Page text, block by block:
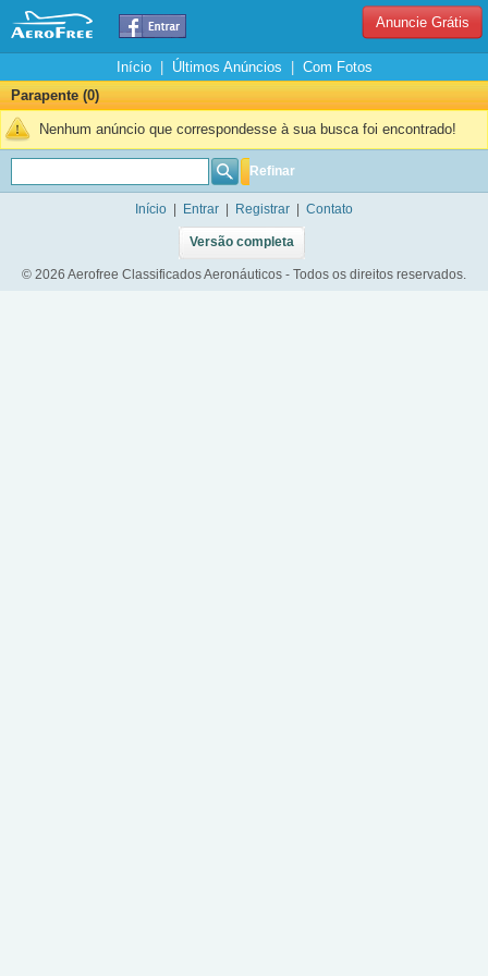
Anuncie Grátis
Início| Últimos Anúncios
Com Fotos
Parapente (0)
Nenhum anúncio que correspondesse à sua busca foi encontrado!
Refinar
Início Entrar Registrar Contato
Versão completa
© 2026 Aerofree Classificados Aeronáuticos - Todos os direitos reservados.